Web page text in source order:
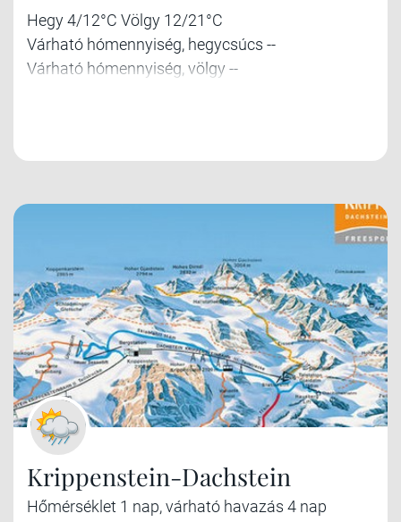
Hegy 4/12°C Völgy 12/21°C
Várható hómennyiség, hegycsúcs --
Várható hómennyiség, völgy --
Krippenstein-Dachstein
Hőmérséklet 1 nap, várható havazás 4 nap